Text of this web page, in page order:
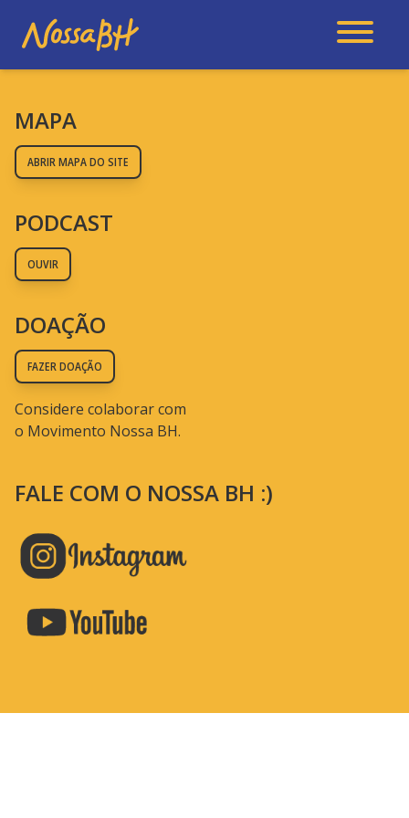
MAPA
ABRIR MAPA DO SITE
PODCAST
OUVIR
DOAÇÃO
FAZER DOAÇÃO
Considere colaborar com
o Movimento Nossa BH.
FALE COM O NOSSA BH :)